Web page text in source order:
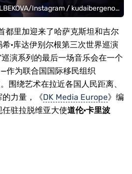
一張照片: Ainura ADYLBEKOVA/Instagram / kudaibergenov.dimash
都里加迎来了哈萨克斯坦和吉尔
·库达伊别尔根第三次世界巡演
演系列的最后一场音乐会在一个
作为联合国国际移民组织
围绕艺术在拉近各国人民距离、
力量，《DK Media Europe》编
驻拉脱维亚大使道伦·卡里波